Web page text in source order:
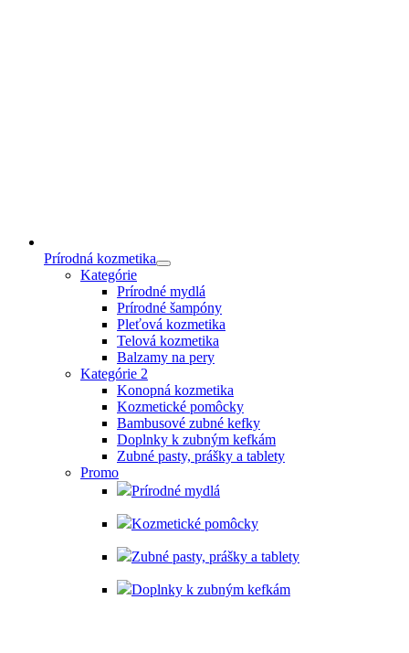
Prírodná kozmetika
Kategórie
Prírodné mydlá
Prírodné šampóny
Pleťová kozmetika
Telová kozmetika
Balzamy na pery
Kategórie 2
Konopná kozmetika
Kozmetické pomôcky
Bambusové zubné kefky
Doplnky k zubným kefkám
Zubné pasty, prášky a tablety
Promo
Prírodné mydlá
Kozmetické pomôcky
Zubné pasty, prášky a tablety
Doplnky k zubným kefkám